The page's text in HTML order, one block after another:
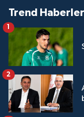
Trend Haberler
2